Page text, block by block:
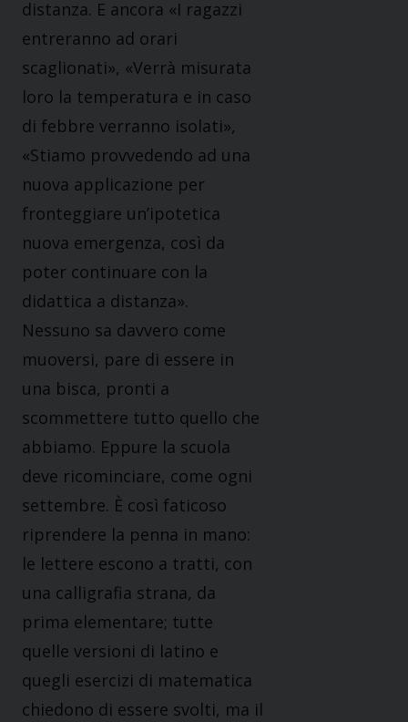
distanza. E ancora «I ragazzi
entreranno ad orari
scaglionati», «Verrà misurata
loro la temperatura e in caso
di febbre verranno isolati»,
«Stiamo provvedendo ad una
nuova applicazione per
fronteggiare un’ipotetica
nuova emergenza, così da
poter continuare con la
didattica a distanza».
Nessuno sa davvero come
muoversi, pare di essere in
una bisca, pronti a
scommettere tutto quello che
abbiamo. Eppure la scuola
deve ricominciare, come ogni
settembre. È così faticoso
riprendere la penna in mano:
le lettere escono a tratti, con
una calligrafia strana, da
prima elementare; tutte
quelle versioni di latino e
quegli esercizi di matematica
chiedono di essere svolti, ma il